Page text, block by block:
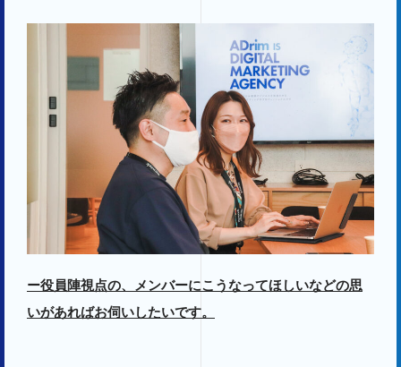
ー役員陣視点の、メンバーにこうなってほしいなどの思
いがあればお伺いしたいです。